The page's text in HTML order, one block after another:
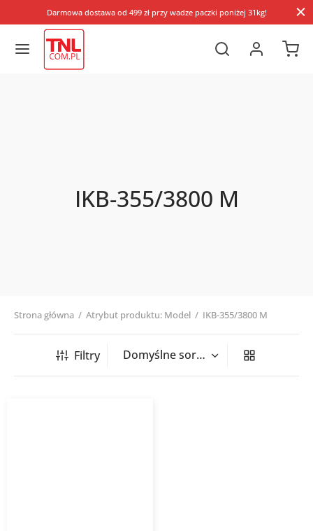
Darmowa dostawa od 499 zł przy wadze paczki poniżej 31kg!
IKB-355/3800 M
Strona główna / Atrybut produktu: Model / IKB-355/3800 M
Filtry